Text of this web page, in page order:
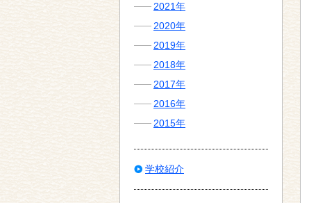
2021年
2020年
2019年
2018年
2017年
2016年
2015年
学校紹介